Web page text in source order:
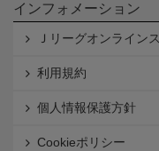
インフォメーション
Ｊリーグオンライン
利用規約
個人情報保護方針
Cookieポリシー